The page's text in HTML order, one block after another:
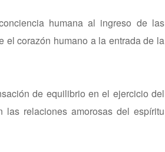
humana al ingreso de las
el corazón humano a la entrada de la
de equilibrio en el ejercicio del
relaciones amorosas del espíritu